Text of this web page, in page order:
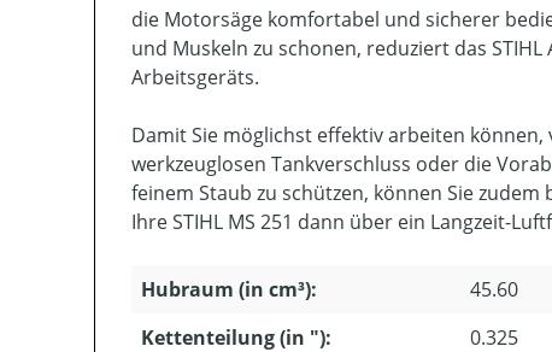
die Motorsäge komfortabel und sicherer
und Muskeln zu schonen, reduziert das
Arbeitsgeräts.
Damit Sie möglichst effektiv arbeiten
werkzeuglosen Tankverschluss oder die
feinem Staub zu schützen, können Sie
Ihre STIHL MS 251 dann über ein Langzeit-
Hubraum (in cm³):
45.60
Kettenteilung (in "):
0.325